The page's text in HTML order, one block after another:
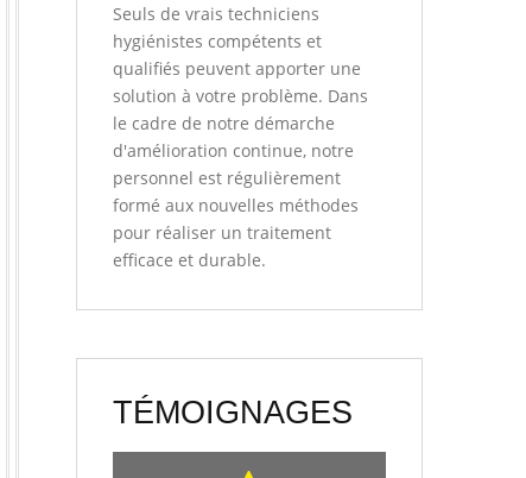
Seuls de vrais techniciens
hygiénistes compétents et
qualifiés peuvent apporter une
solution à votre problème. Dans
le cadre de notre démarche
d'amélioration continue, notre
personnel est régulièrement
formé aux nouvelles méthodes
pour réaliser un traitement
efficace et durable.
TÉMOIGNAGES